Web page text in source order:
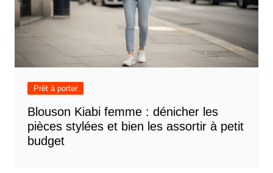
Prêt à porter
Blouson Kiabi femme : dénicher les
pièces stylées et bien les assortir à petit
budget